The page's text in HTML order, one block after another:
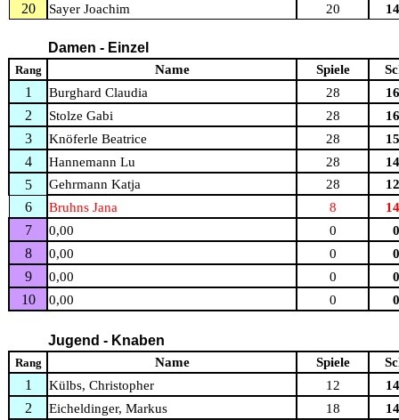
20 Sayer Joachim 20
Damen - Einzel
Rang Name Spiele
1 Burghard Claudia 28
2 Stolze Gabi 28
3 Knöferle Beatrice 28
4 Hannemann Lu 28
5 Gehrmann Katja 28
6 Bruhns Jana 8
7 0,00 0
8 0,00 0
9 0,00 0
10 0,00 0
Jugend - Knaben
Rang Name Spiele
1 Külbs, Christopher 12
2 Eicheldinger, Markus 18